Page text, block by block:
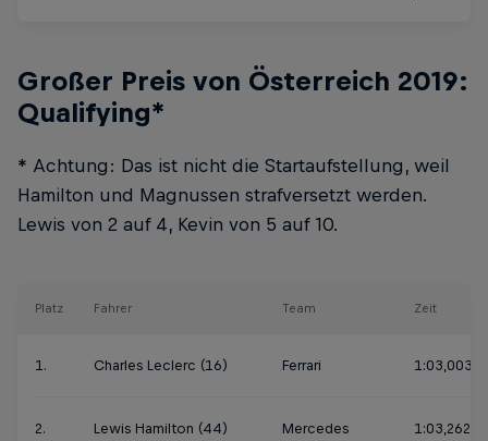
Großer Preis von Österreich 2019:
Qualifying*
* Achtung: Das ist nicht die Startaufstellung, weil
Hamilton und Magnussen strafversetzt werden.
Lewis von 2 auf 4, Kevin von 5 auf 10.
Platz Fahrer Team Zeit
1. Charles Leclerc (16) Ferrari 1:03,003
2. Lewis Hamilton (44) Mercedes 1:03,262